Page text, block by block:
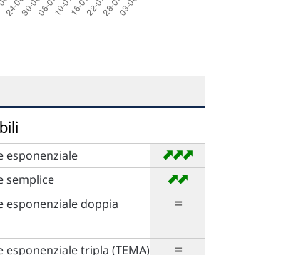
esponenziale ➡
➡
➡
semplice ➡
➡
esponenziale doppia
=
esponenziale tripla (TEMA) =